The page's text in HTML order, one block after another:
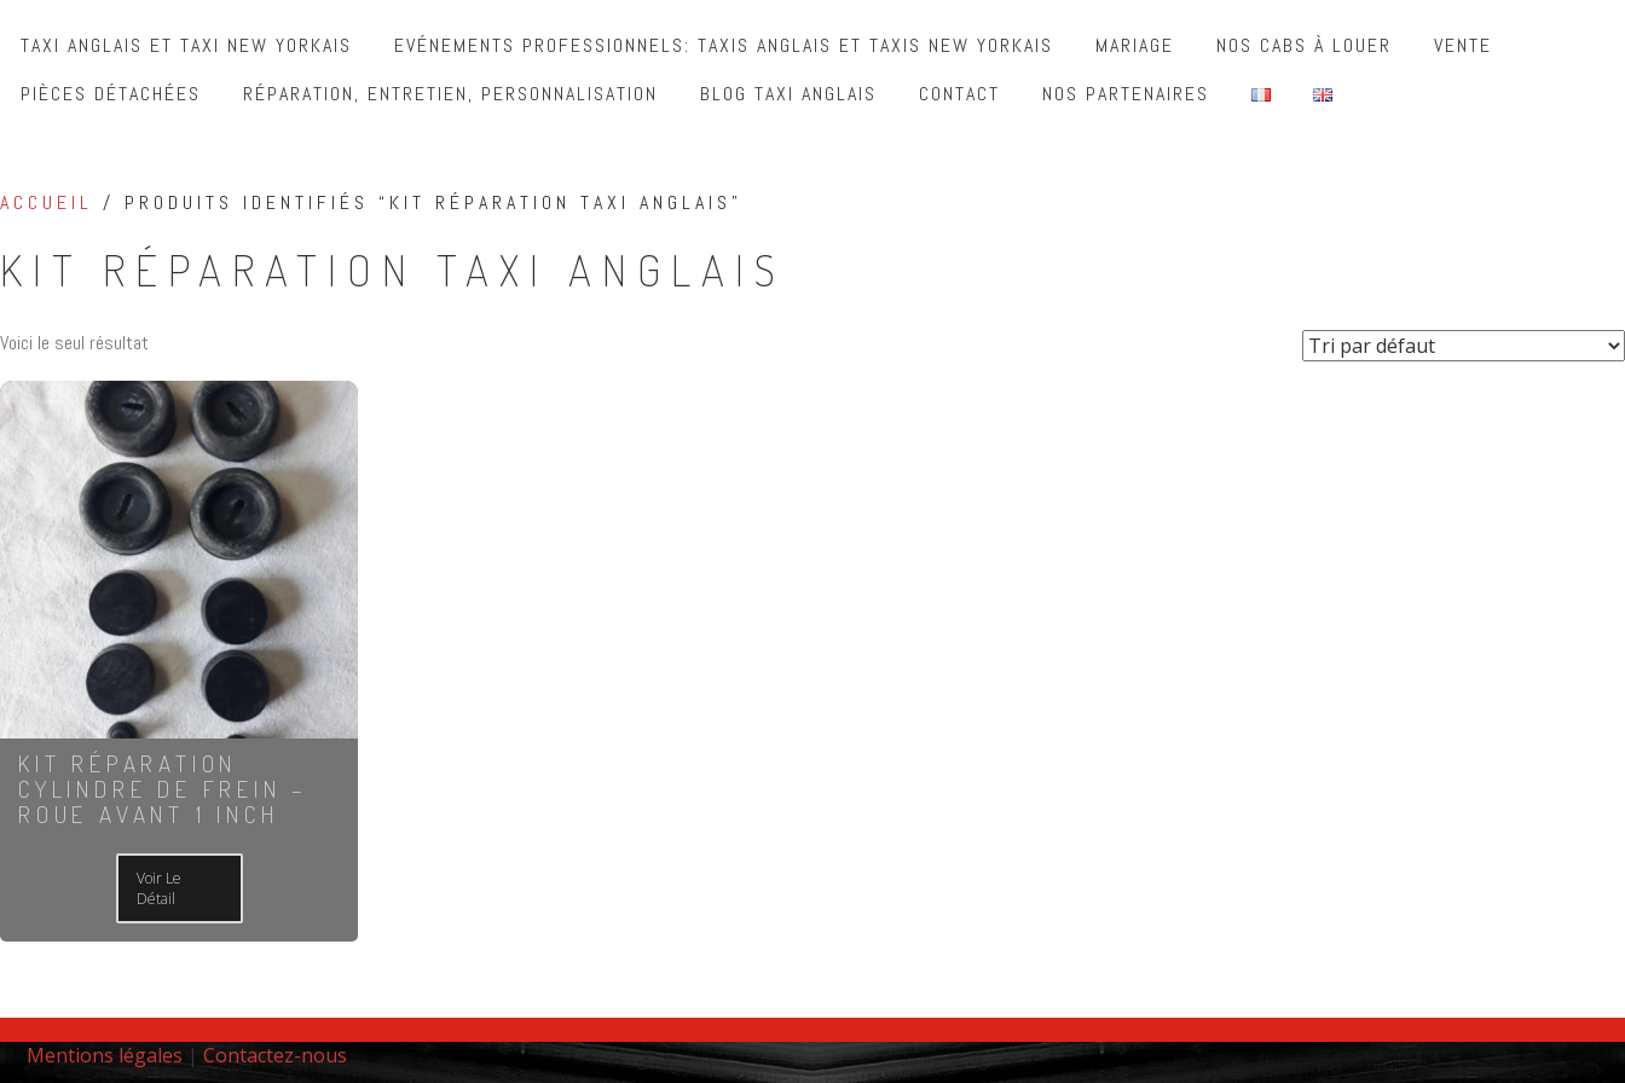
TAXI ANGLAIS ET TAXI NEW YORKAIS EVÉNEMENTS PROFESSIONNELS: TAXIS ANGLAIS ET TAXIS NEW YORKAIS MARIAGE NOS CABS À LOUER
VENTE
PIÈCES DÉTACHÉES
RÉPARATION, ENTRETIEN, PERSONNALISATION BLOG TAXI ANGLAIS CONTACT NOS PARTENAIRES
ACCUEIL / PRODUITS IDENTIFIÉS “KIT RÉPARATION TAXI ANGLAIS”
KIT RÉPARATION TAXI ANGLAIS
Voici le seul résultat
KIT RÉPARATION
CYLINDRE DE FREIN –
ROUE AVANT 1 INCH
Voir Le
Détail
Mentions légales | Contactez-nous